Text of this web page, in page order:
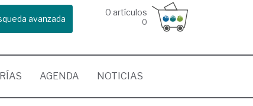
avanzada
0 artículos
0
AGENDA NOTICIAS